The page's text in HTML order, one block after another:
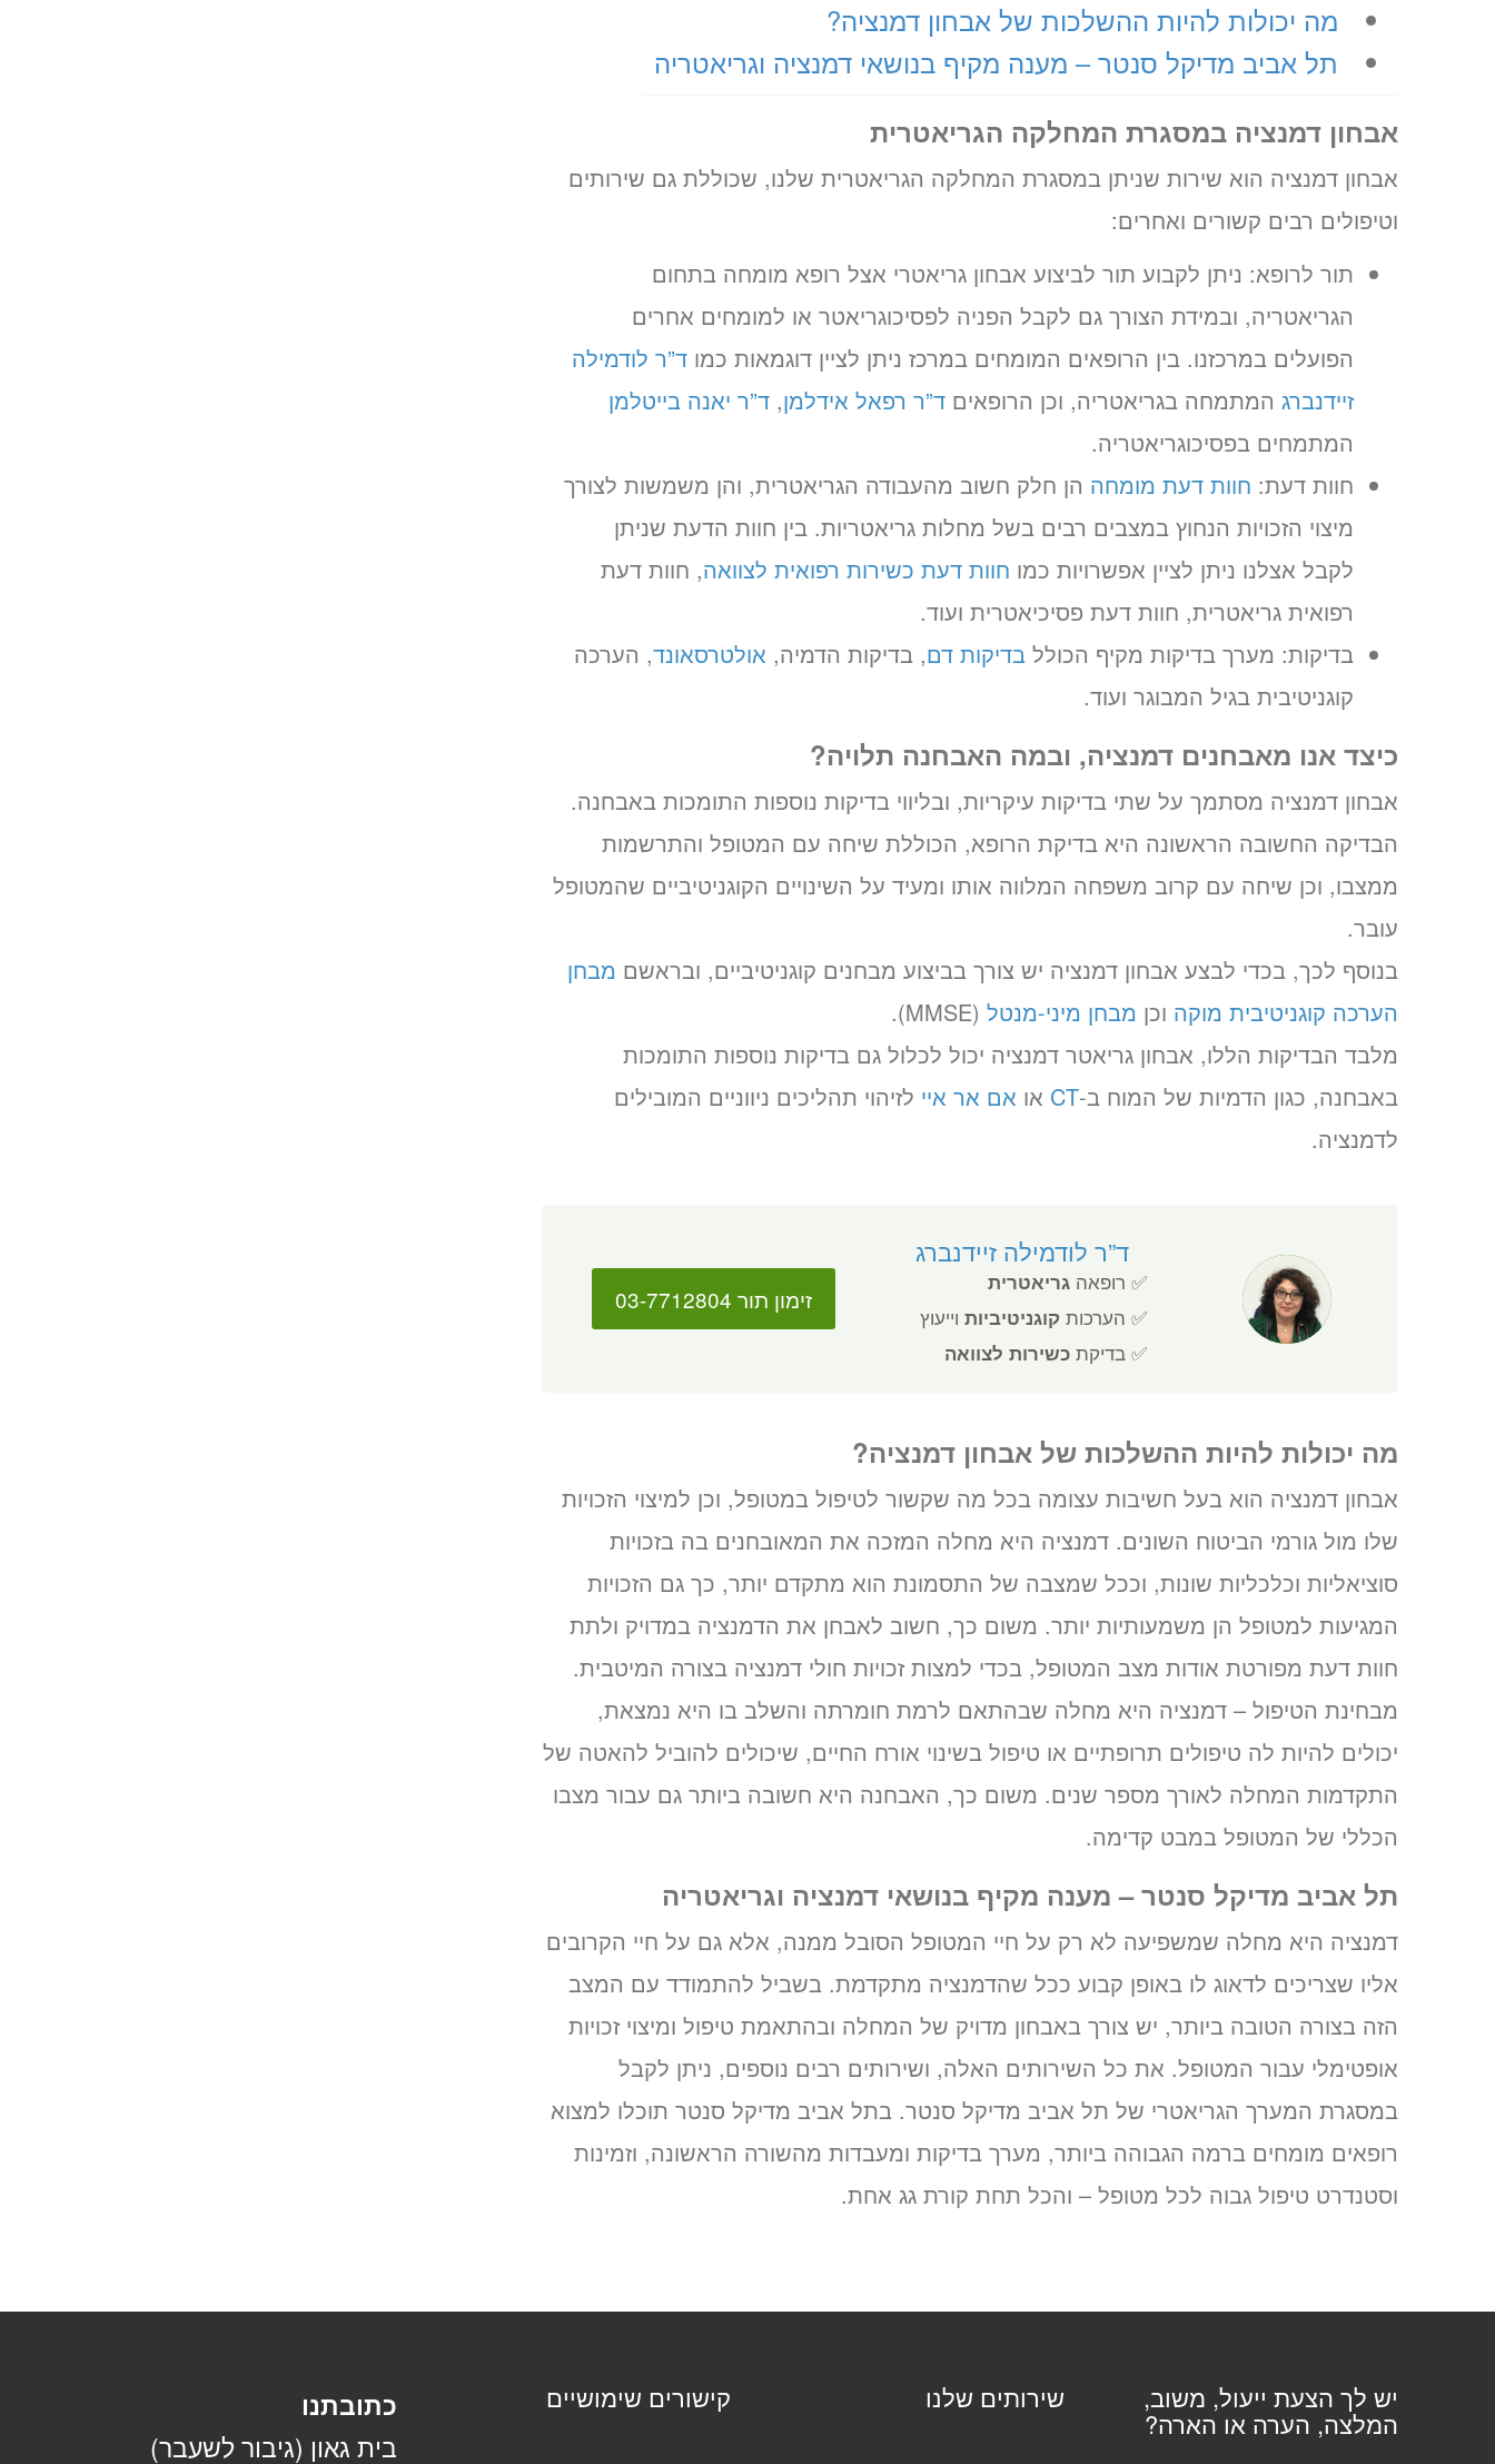
מה יכולות להיות ההשלכות של אבחון דמנציה?
תל אביב מדיקל סנטר – מענה מקיף בנושאי דמנציה וגריאטריה
אבחון דמנציה במסגרת המחלקה הגריאטרית
אבחון דמנציה הוא שירות שניתן במסגרת המחלקה הגריאטרית שלנו, שכוללת גם שירותים
וטיפולים רבים קשורים ואחרים:
תור לרופא: ניתן לקבוע תור לביצוע אבחון גריאטרי אצל רופא מומחה בתחום
הגריאטריה, ובמידת הצורך גם לקבל הפניה לפסיכוגריאטר או למומחים אחרים
הפועלים במרכזנו. בין הרופאים המומחים במרכז ניתן לציין דוגמאות כמו ד”ר לודמילה
זיידנברג המתמחה בגריאטריה, וכן הרופאים ד”ר רפאל אידלמן, ד”ר יאנה בייטלמן
המתמחים בפסיכוגריאטריה.
חוות דעת: חוות דעת מומחה הן חלק חשוב מהעבודה הגריאטרית, והן משמשות לצורך
מיצוי הזכויות הנחוץ במצבים רבים בשל מחלות גריאטריות. בין חוות הדעת שניתן
לקבל אצלנו ניתן לציין אפשרויות כמו חוות דעת כשירות רפואית לצוואה, חוות דעת
רפואית גריאטרית, חוות דעת פסיכיאטרית ועוד.
בדיקות: מערך בדיקות מקיף הכולל בדיקות דם, בדיקות הדמיה, אולטרסאונד, הערכה
קוגניטיבית בגיל המבוגר ועוד.
כיצד אנו מאבחנים דמנציה, ובמה האבחנה תלויה?
אבחון דמנציה מסתמך על שתי בדיקות עיקריות, ובליווי בדיקות נוספות התומכות באבחנה.
הבדיקה החשובה הראשונה היא בדיקת הרופא, הכוללת שיחה עם המטופל והתרשמות
ממצבו, וכן שיחה עם קרוב משפחה המלווה אותו ומעיד על השינויים הקוגניטיביים שהמטופל
עובר.
בנוסף לכך, בכדי לבצע אבחון דמנציה יש צורך בביצוע מבחנים קוגניטיביים, ובראשם מבחן
הערכה קוגניטיבית מוקה וכן מבחן מיני-מנטל (MMSE).
מלבד הבדיקות הללו, אבחון גריאטר דמנציה יכול לכלול גם בדיקות נוספות התומכות
באבחנה, כגון הדמיות של המוח ב-CT או אם אר איי לזיהוי תהליכים ניווניים המובילים
לדמנציה.
ד”ר לודמילה זיידנברג
✅ רופאהגריאטרית
✅ הערכותקוגניטיביות וייעוץ
✅ בדיקתכשירות לצוואה
זימון תור 03-7712804
מה יכולות להיות ההשלכות של אבחון דמנציה?
אבחון דמנציה הוא בעל חשיבות עצומה בכל מה שקשור לטיפול במטופל, וכן למיצוי הזכויות
שלו מול גורמי הביטוח השונים. דמנציה היא מחלה המזכה את המאובחנים בה בזכויות
סוציאליות וכלכליות שונות, וככל שמצבה של התסמונת הוא מתקדם יותר, כך גם הזכויות
המגיעות למטופל הן משמעותיות יותר. משום כך, חשוב לאבחן את הדמנציה במדויק ולתת
חוות דעת מפורטת אודות מצב המטופל, בכדי למצות זכויות חולי דמנציה בצורה המיטבית.
מבחינת הטיפול – דמנציה היא מחלה שבהתאם לרמת חומרתה והשלב בו היא נמצאת,
יכולים להיות לה טיפולים תרופתיים או טיפול בשינוי אורח החיים, שיכולים להוביל להאטה של
התקדמות המחלה לאורך מספר שנים. משום כך, האבחנה היא חשובה ביותר גם עבור מצבו
הכללי של המטופל במבט קדימה.
תל אביב מדיקל סנטר – מענה מקיף בנושאי דמנציה וגריאטריה
דמנציה היא מחלה שמשפיעה לא רק על חיי המטופל הסובל ממנה, אלא גם על חיי הקרובים
אליו שצריכים לדאוג לו באופן קבוע ככל שהדמנציה מתקדמת. בשביל להתמודד עם המצב
הזה בצורה הטובה ביותר, יש צורך באבחון מדויק של המחלה ובהתאמת טיפול ומיצוי זכויות
אופטימלי עבור המטופל. את כל השירותים האלה, ושירותים רבים נוספים, ניתן לקבל
במסגרת המערך הגריאטרי של תל אביב מדיקל סנטר. בתל אביב מדיקל סנטר תוכלו למצוא
רופאים מומחים ברמה הגבוהה ביותר, מערך בדיקות ומעבדות מהשורה הראשונה, וזמינות
וסטנדרט טיפול גבוה לכל מטופל – והכל תחת קורת גג אחת.
יש לך הצעת ייעול, משוב,
המלצה, הערה או הארה?
שירותים שלנו קישורים שימושיים
כתובתנו
בית גאון (גיבור לשעבר)